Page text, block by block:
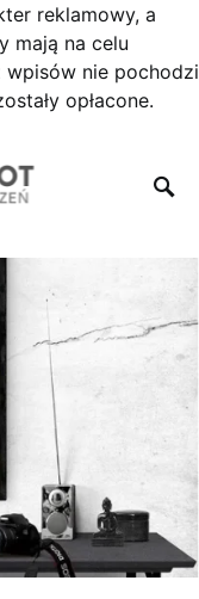
reklamowy, a
mają na celu
wpisów nie pochodzi
opłacone.